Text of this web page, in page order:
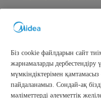
Simply ideal
Авторлық құқық 2026 Midea
Біз cookie файлдарын сайт
жарнамаларды дербестендіру
мүмкіндіктерімен
пайдаланамыз. Сондай-ақ
мәліметтерді әлеуметтік